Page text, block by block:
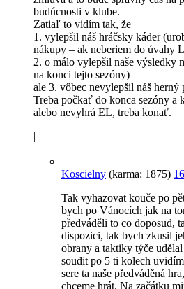
budúcnosti v klube.
Zatiaľ to vidím tak, že
1. vylepšil náš hráčsky káder
nákupy – ak neberiem do úvahy
2. o málo vylepšil naše výsledky
na konci tejto sezóny)
ale 3. vôbec nevylepšil náš herný
Treba počkať do konca sezóny a
alebo nevyhrá EL, treba konať.
|
Koscielny (karma: 1875)
Tak vyhazovat kouče po
bych po Vánocích jak na
předváděli to co doposud,
dispozici, tak bych zkusil
obrany a taktiky týče
soudit po 5 ti kolech
sere ta naše předváděná
chceme hrát. Na začátku